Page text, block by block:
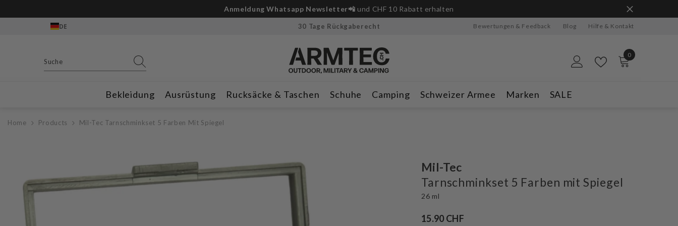
Anmeldung Whatsapp Newsletter📲 und CHF 10 Rabatt erhalten
DE 30 Tage Rückgaberecht Bewertungen & Feedback Blog Hilfe & Kontakt
0
0
Bekleidung Ausrüstung Rucksäcke & Taschen Schuhe Camping Schweizer Armee Marken SALE
Home Products Mil-Tec Tarnschminkset 5 Farben Mit Spiegel
Mil-Tec
Tarnschminkset 5 Farben mit Spiegel
26 ml
15.90 CHF